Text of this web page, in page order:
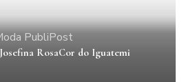
PubliPost
RosaCor do Iguatemi